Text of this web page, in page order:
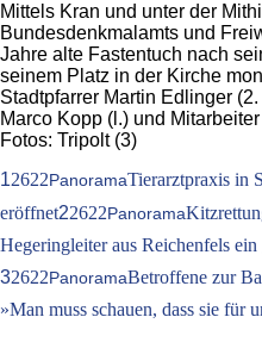
Mittels Kran und unter der
Bundesdenkmalamts und
Jahre alte Fastentuch nach
seinem Platz in der Kirche
Stadtpfarrer Martin Edlinger
Marco Kopp (l.) und
Fotos: Tripolt (3)
12622PanoramaTierarztpraxis in
eröffnet22622Panorama
Hegeringleiter aus Reichenfels
32622PanoramaBetroffene zur
»Man muss schauen, dass sie für